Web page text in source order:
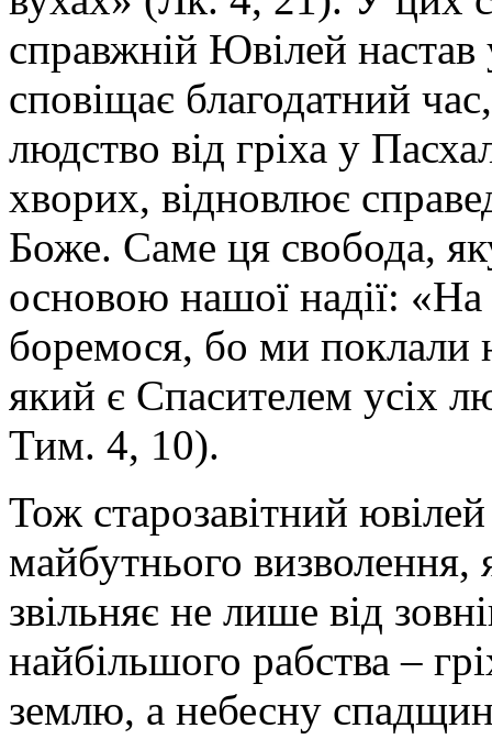
справжній Ювілей
сповіщає благодатний
людство від гріха у
хворих, відновлює
Боже. Саме ця свобода,
основою нашої надії:
боремося, бо ми поклали
який є Спасителем усіх
Тим. 4, 10).
Тож старозавітний
майбутнього визволення,
звільняє не лише від
найбільшого рабства –
землю, а небесну